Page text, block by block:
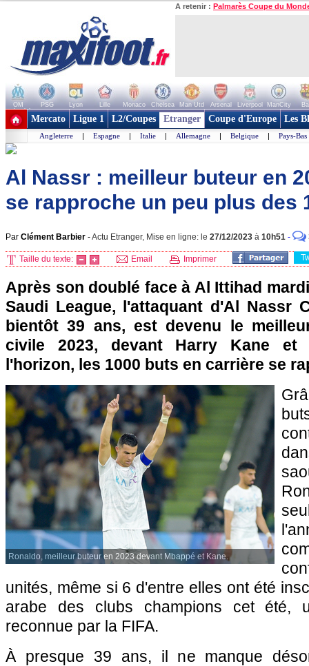
A retenir : Palmarès Coupe du
OM PSG Lyon Lille Monaco Chelsea Man Utd Arsenal Liverpool ManCity
+ de clubs
Mercato Ligue 1 L2/Coupes Etranger Coupe d'Europe Les
Angleterre | Espagne | Italie | Allemagne | Belgique | Pays-Bas
Al Nassr : meilleur buteur en
se rapproche un peu plus des
Par Clément Barbier -Actu Etranger, Mise en ligne: le 27/12/2023 à 10h51 -
Taille du texte: Email Imprimer
Après son doublé face à Al Ittihad
Saudi League, l'attaquant d'Al Nassr
bientôt 39 ans, est devenu le
civile 2023, devant Harry Kane et
l'horizon, les 1000 buts en carrière se
Ronaldo, meilleur buteur en 2023 devant Mbappé et Kane.
unités, même si 6 d'entre elles ont été
arabe des clubs champions cet été,
reconnue par la FIFA.
À presque 39 ans, il ne manque